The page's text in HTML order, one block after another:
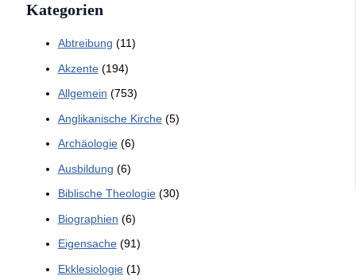
Kategorien
Abtreibung (11)
Akzente(194)
Allgemein (753)
Anglikanische Kirche(5)
Archäologie(6)
Ausbildung (6)
Biblische Theologie(30)
Biographien (6)
Eigensache(91)
Ekklesiologie(1)